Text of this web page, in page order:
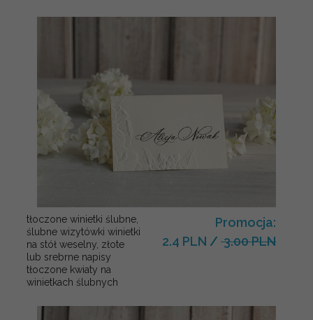
tłoczone winietki ślubne,
ślubne wizytówki winietki
na stół weselny, złote
lub srebrne napisy
tłoczone kwiaty na
winietkach ślubnych
Promocja:
2.4 PLN / 3.00 PLN